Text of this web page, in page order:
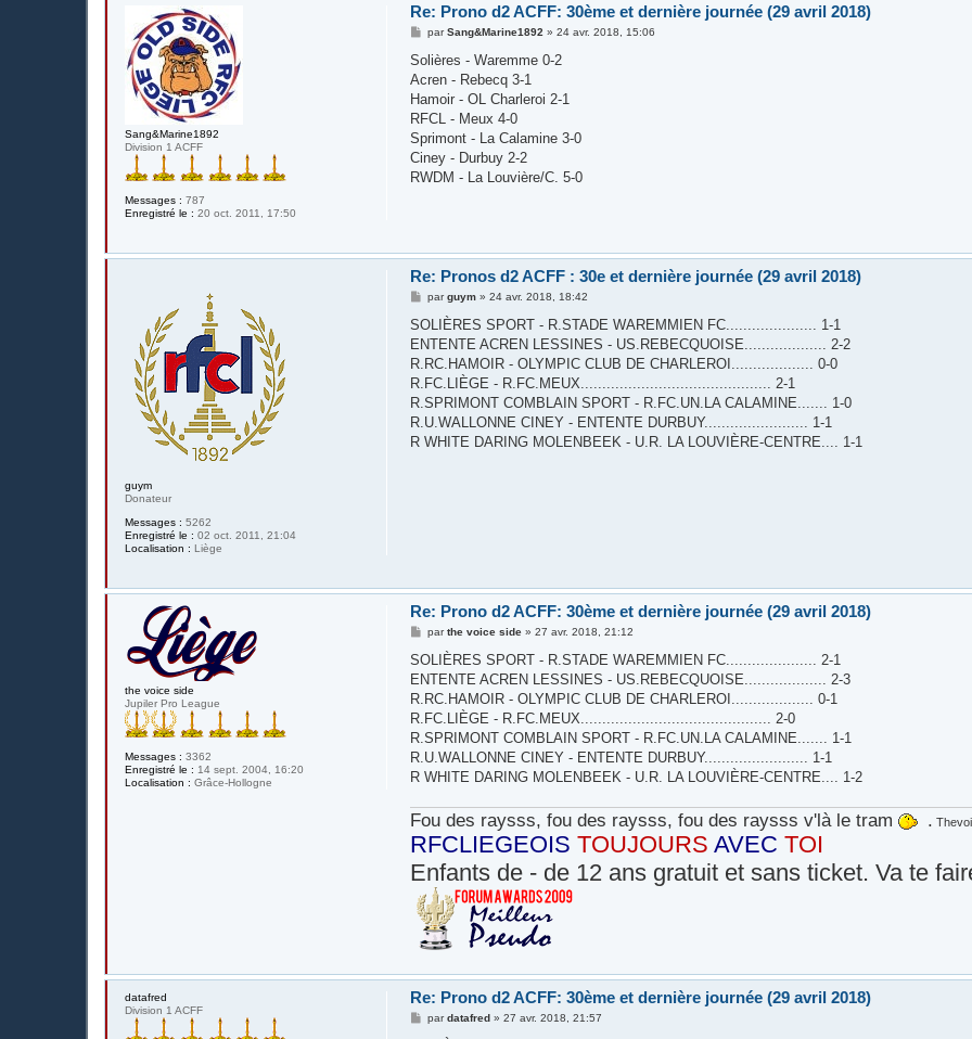
Sang&Marine1892
Division 1 ACFF
Messages : 787
Enregistré le : 20 oct. 2011, 17:50
Re: Prono d2 ACFF: 30ème et dernière journée (29 avril 2018)
M
s
a
g
parSang&Marine1892 »24 avr. 2018, 15:06
Solières - Waremme 0-2
Acren - Rebecq 3-1
Hamoir - OL Charleroi 2-1
RFCL - Meux 4-0
Sprimont - La Calamine 3-0
Ciney - Durbuy 2-2
RWDM - La Louvière/C. 5-0
guym
Donateur
Messages : 5262
Enregistré le : 02 oct. 2011, 21:04
Localisation : Liège
Re: Pronos d2 ACFF : 30e et dernière journée (29 avril 2018)
M
s
a
g
parguym »24 avr. 2018, 18:42
SOLIÈRES SPORT - R.STADE WAREMMIEN FC..................... 1-1
ENTENTE ACREN LESSINES - US.REBECQUOISE................... 2-2
R.RC.HAMOIR - OLYMPIC CLUB DE CHARLEROI................... 0-0
R.FC.LIÈGE - R.FC.MEUX............................................ 2-1
R.SPRIMONT COMBLAIN SPORT - R.FC.UN.LA CALAMINE....... 1-0
R.U.WALLONNE CINEY - ENTENTE DURBUY........................ 1-1
R WHITE DARING MOLENBEEK - U.R. LA LOUVIÈRE-CENTRE.... 1-1
the voice side
Jupiler Pro League
Messages : 3362
Enregistré le : 14 sept. 2004, 16:20
Localisation : Grâce-Hollogne
Re: Prono d2 ACFF: 30ème et dernière journée (29 avril 2018)
M
s
a
g
parthe voice side »27 avr. 2018, 21:12
SOLIÈRES SPORT - R.STADE WAREMMIEN FC..................... 2-1
ENTENTE ACREN LESSINES - US.REBECQUOISE................... 2-3
R.RC.HAMOIR - OLYMPIC CLUB DE CHARLEROI................... 0-1
R.FC.LIÈGE - R.FC.MEUX............................................ 2-0
R.SPRIMONT COMBLAIN SPORT - R.FC.UN.LA CALAMINE....... 1-1
R.U.WALLONNE CINEY - ENTENTE DURBUY........................ 1-1
R WHITE DARING MOLENBEEK - U.R. LA LOUVIÈRE-CENTRE.... 1-2
Fou des raysss, fou des raysss, fou des raysss v'là le tram .
RFCLIEGEOIS TOUJOURS AVEC TOI
Enfants de - de 12 ans gratuit et sans ticket. Va te
datafred
Division 1 ACFF
Re: Prono d2 ACFF: 30ème et dernière journée (29 avril 2018)
Mpardatafred »27 avr. 2018, 21:57